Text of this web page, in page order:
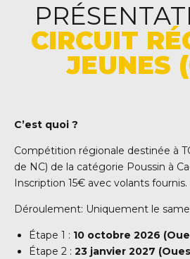
CIRCUIT
JEUNES
C’est quoi ?
Compétition régionale destinée à
de NC) de la catégorie Poussin à
Inscription 15€ avec volants fournis.
Déroulement: Uniquement le
Étape 1 : 10 octobre 2026
Étape 2 : 23 janvier 2027